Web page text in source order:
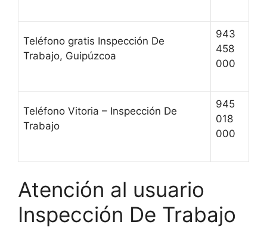
Teléfono gratis Inspección De
Trabajo, Guipúzcoa
943
458
000
Teléfono Vitoria – Inspección De
Trabajo
945
018
000
Atención al usuario
Inspección De Trabajo